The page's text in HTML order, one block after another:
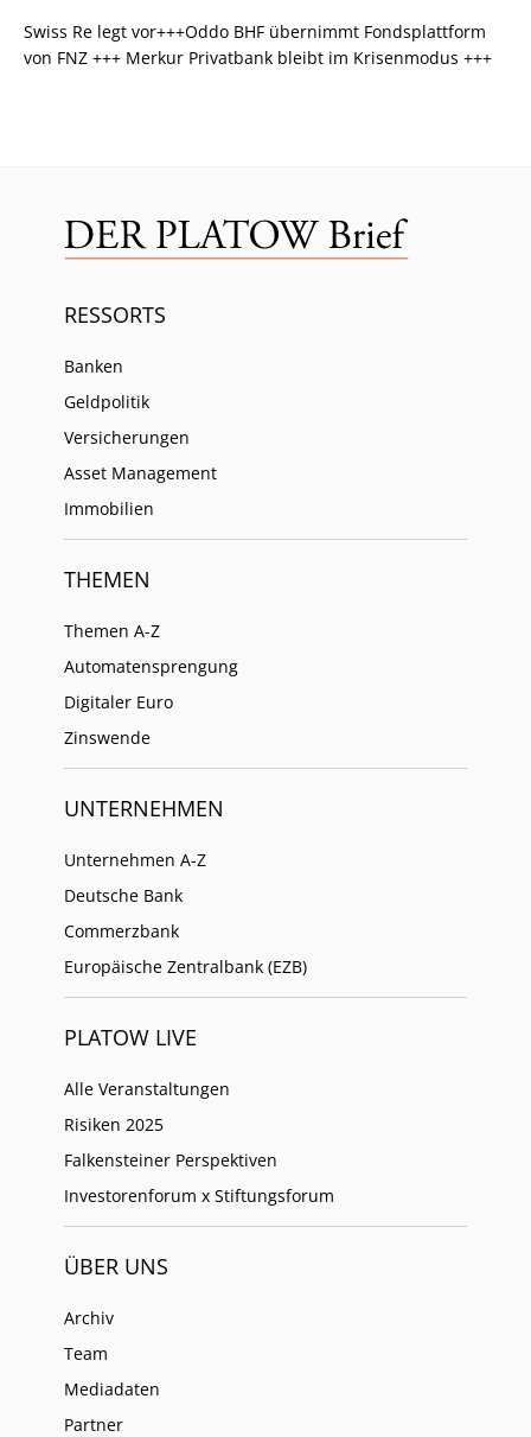
Swiss Re legt vor+++Oddo BHF übernimmt Fondsplattform
von FNZ +++ Merkur Privatbank bleibt im Krisenmodus +++
RESSORTS
Banken
Geldpolitik
Versicherungen
Asset Management
Immobilien
THEMEN
Themen A-Z
Automatensprengung
Digitaler Euro
Zinswende
UNTERNEHMEN
Unternehmen A-Z
Deutsche Bank
Commerzbank
Europäische Zentralbank (EZB)
PLATOW LIVE
Alle Veranstaltungen
Risiken 2025
Falkensteiner Perspektiven
Investorenforum x Stiftungsforum
ÜBER UNS
Archiv
Team
Mediadaten
Partner